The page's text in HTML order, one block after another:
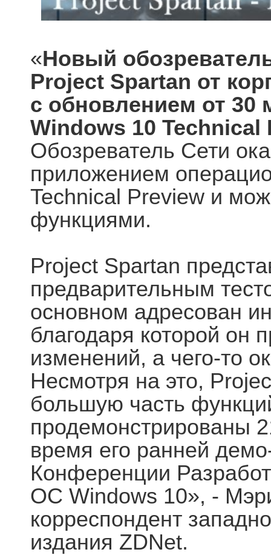
«Новый
Project Spartan от
с обновлением от 30
Windows 10 Technical
Обозреватель Сети
приложением
Technical Preview и
функциями.
Project Spartan
предварительным
основном адресован
благодаря которой он
изменений, а чего-то
Несмотря на это,
большую часть
продемонстрированы
время его ранней
Конференции
ОС Windows 10», -
корреспондент
издания ZDNet.